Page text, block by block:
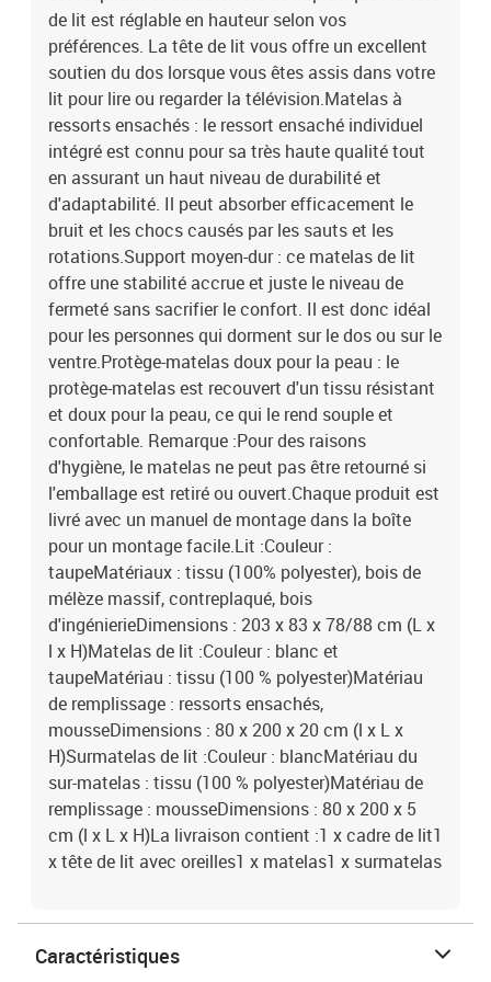
de lit est réglable en hauteur selon vos
préférences. La tête de lit vous offre un excellent
soutien du dos lorsque vous êtes assis dans votre
lit pour lire ou regarder la télévision.Matelas à
ressorts ensachés : le ressort ensaché individuel
intégré est connu pour sa très haute qualité tout
en assurant un haut niveau de durabilité et
d'adaptabilité. Il peut absorber efficacement le
bruit et les chocs causés par les sauts et les
rotations.Support moyen-dur : ce matelas de lit
offre une stabilité accrue et juste le niveau de
fermeté sans sacrifier le confort. Il est donc idéal
pour les personnes qui dorment sur le dos ou sur le
ventre.Protège-matelas doux pour la peau : le
protège-matelas est recouvert d'un tissu résistant
et doux pour la peau, ce qui le rend souple et
confortable. Remarque :Pour des raisons
d'hygiène, le matelas ne peut pas être retourné si
l'emballage est retiré ou ouvert.Chaque produit est
livré avec un manuel de montage dans la boîte
pour un montage facile.Lit :Couleur :
taupeMatériaux : tissu (100% polyester), bois de
mélèze massif, contreplaqué, bois
d'ingénierieDimensions : 203 x 83 x 78/88 cm (L x
l x H)Matelas de lit :Couleur : blanc et
taupeMatériau : tissu (100 % polyester)Matériau
de remplissage : ressorts ensachés,
mousseDimensions : 80 x 200 x 20 cm (l x L x
H)Surmatelas de lit :Couleur : blancMatériau du
sur-matelas : tissu (100 % polyester)Matériau de
remplissage : mousseDimensions : 80 x 200 x 5
cm (l x L x H)La livraison contient :1 x cadre de lit1
x tête de lit avec oreilles1 x matelas1 x surmatelas
Caractéristiques